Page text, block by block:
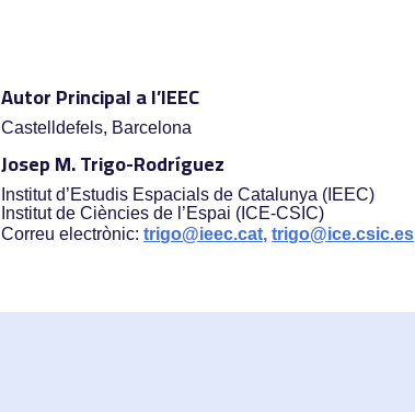
Autor Principal a l’IEEC
Castelldefels, Barcelona
Josep M. Trigo-Rodríguez
Institut d’Estudis Espacials de Catalunya (IEEC)
Institut de Ciències de l’Espai (ICE-CSIC)
Correu electrònic:trigo@ieec.cat, trigo@ice.csic.es